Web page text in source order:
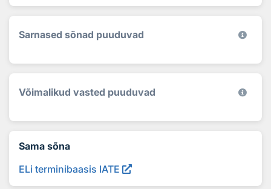
Sarnased sõnad puuduvad
Võimalikud vasted puuduvad
Sama sõna
ELi terminibaasis IATE